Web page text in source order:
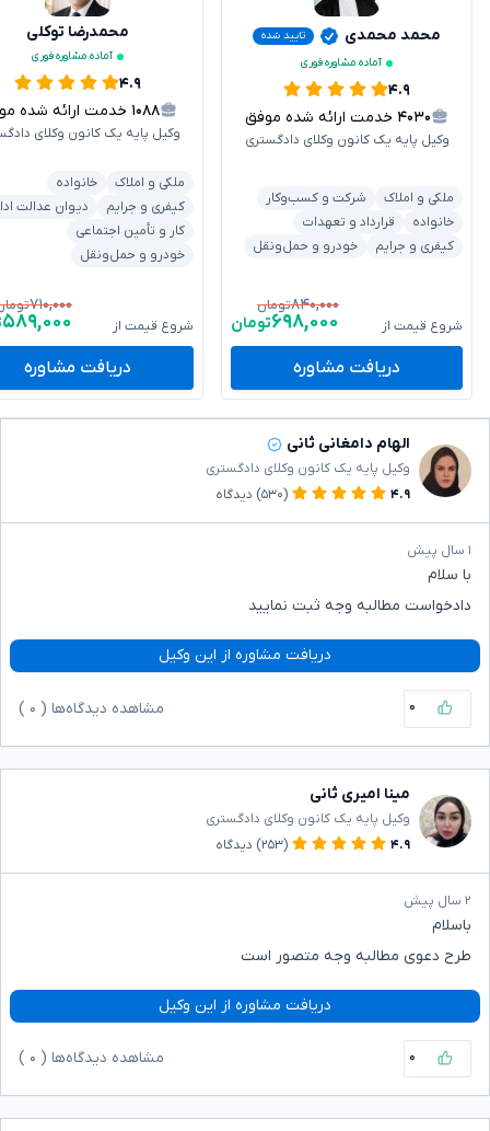
محمد محمدی
تایید شده
آماده مشاوره فوری
۴.۹
۴۰۳۰ خدمت ارائه شده موفق
وکیل پایه یک کانون وکلای دادگستری
ملکی و املاک
شرکت و کسب‌وکار
خانواده
قرارداد و تعهدات
کیفری و جرایم
خودرو و حمل‌ونقل
شروع قیمت از
۸۴۰,۰۰۰تومان
۶۹۸,۰۰۰تومان
دریافت مشاوره
محمدرضا توکلی
آماده مشاوره فوری
۴.۹
۱۰۸۸ خدمت ارائه شده موفق
وکیل پایه یک کانون وکلای
ملکی و املاک
خانواده
کیفری و جرایم
دیوان عدالت
کار و تأمین اجتماعی
خودرو و حمل‌ونقل
شروع قیمت از
۷۱۰,۰۰۰
۵۸۹,۰۰۰
دریافت مشاوره
الهام دامغانی ثانی
وکیل پایه یک کانون وکلای دادگستری
۴.۹
(۵۳۰) دیدگاه
۱ سال پیش
با سلام
دادخواست مطالبه وجه ثبت نمایید
دریافت مشاوره از این وکیل
۰ مشاهده دیدگاه‌ها ( ۰
مینا امیری ثانی
وکیل پایه یک کانون وکلای دادگستری
۴.۹
(۲۵۳) دیدگاه
۲ سال پیش
باسلام
طرح دعوی مطالبه وجه متصور است
دریافت مشاوره از این وکیل
۰ مشاهده دیدگاه‌ها ( ۰